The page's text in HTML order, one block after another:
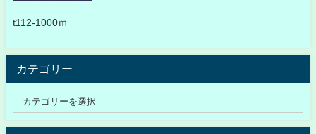
t112-1000ｍ
カテゴリー